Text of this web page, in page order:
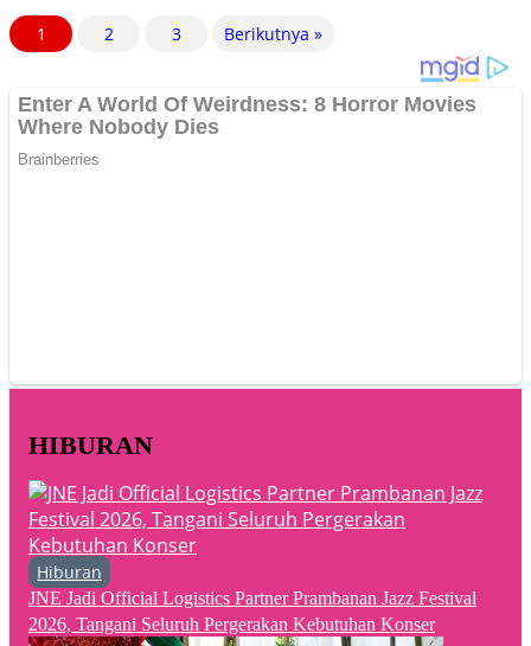
1 2 3 Berikutnya »
HIBURAN
Hiburan
JNE Jadi Official Logistics Partner Prambanan Jazz Festival
2026, Tangani Seluruh Pergerakan Kebutuhan Konser